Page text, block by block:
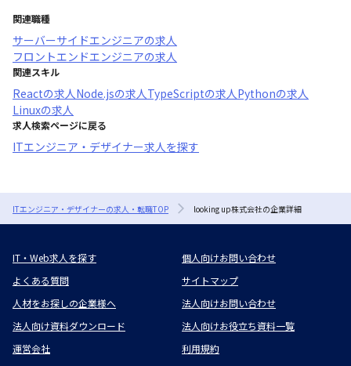
関連職種
サーバーサイドエンジニアの求人
フロントエンドエンジニアの求人
関連スキル
Reactの求人 Node.jsの求人 TypeScriptの求人 Pythonの求人
Linuxの求人
求人検索ページに戻る
ITエンジニア・デザイナー求人を探す
ITエンジニア・デザイナーの求人・転職TOP looking up株式会社の企業詳細
IT・Web求人を探す
個人向けお問い合わせ
よくある質問
サイトマップ
人材をお探しの企業様へ
法人向けお問い合わせ
法人向け資料ダウンロード
法人向けお役立ち資料一覧
運営会社
利用規約